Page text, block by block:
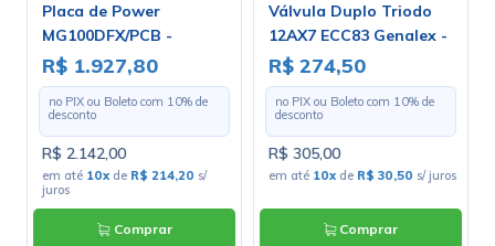
Placa de Power
MG100DFX/PCB -
Marshall
R$ 1.927,80
no PIX ou Boleto com 10% de
desconto
R$ 2.142,00
em até 10xde R$ 214,20 s/
juros
Comprar
Válvula Duplo Triodo
12AX7 ECC83 Genalex -
Gold Lion
R$ 274,50
no PIX ou Boleto com 10% de
desconto
R$ 305,00
em até 10xde R$ 30,50 s/ juros
Comprar